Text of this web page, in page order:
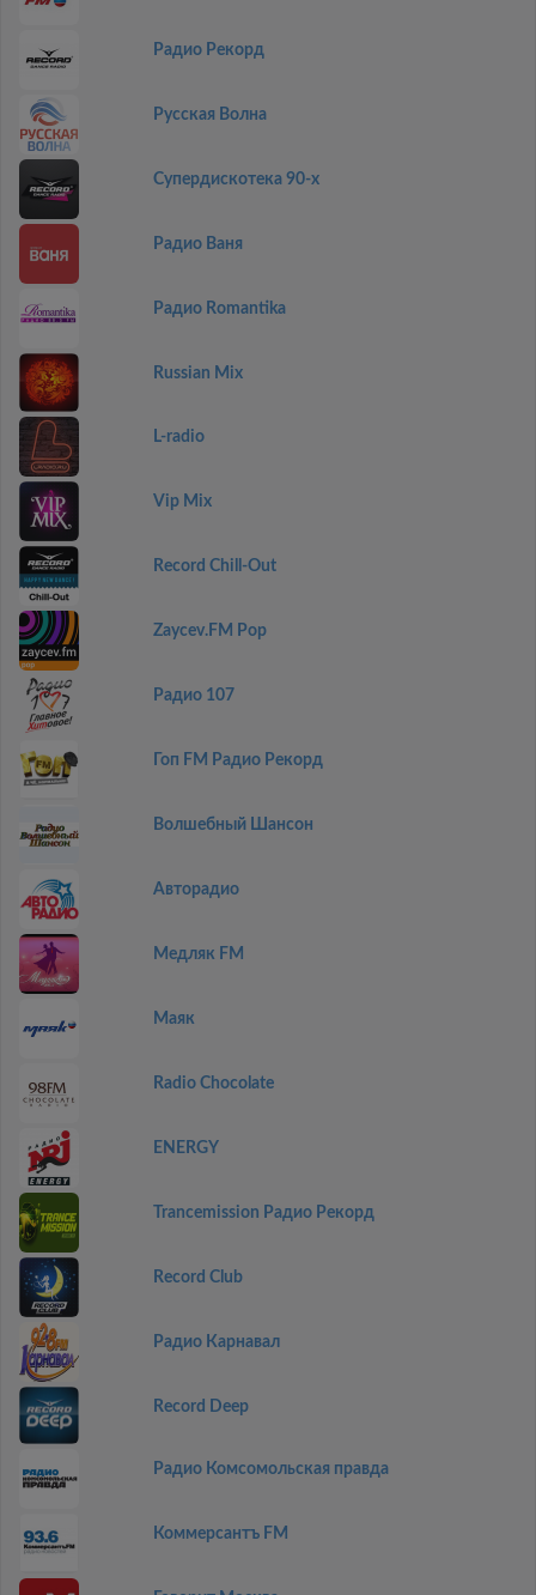
Радио Рекорд
Русская Волна
Супердискотека 90-х
Радио Ваня
Радио Romantika
Russian Mix
L-radio
Vip Mix
Record Chill-Out
Zaycev.FM Pop
Радио 107
Гоп FM Радио Рекорд
Волшебный Шансон
Авторадио
Медляк FM
Маяк
Radio Chocolate
ENERGY
Trancemission Радио Рекорд
Record Club
Радио Карнавал
Record Deep
Радио Комсомольская правда
Коммерсантъ FM